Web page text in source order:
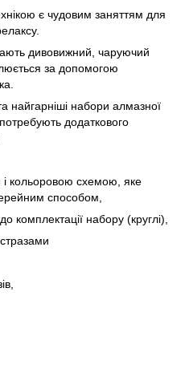
є чудовим заняттям для
дивовижний, чаруючий
за допомогою
найгарніші набори алмазної
додаткового
кольоровою схемою, яке
способом,
комплектації набору (круглі),